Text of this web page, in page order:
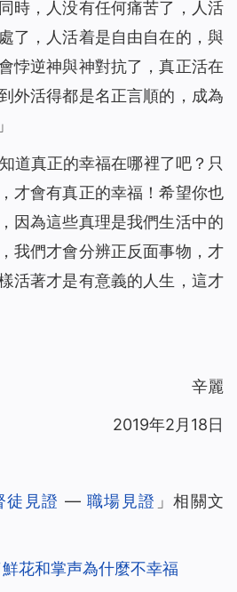
時，人没有任何痛苦了，人活
了，人活着是自由自在的，與
悖逆神與神對抗了，真正活在
外活得都是名正言順的，成為
」
道真正的幸福在哪裡了吧？只
才會有真正的幸福！希望你也
因為這些真理是我們生活中的
我們才會分辨正反面事物，才
活著才是有意義的人生，這才
辛麗
2019年2月18日
徒見證 — 職場見證 」相關文
花和掌声為什麼不幸福